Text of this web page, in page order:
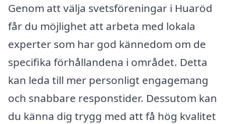
Genom att välja svetsföreningar i Huaröd
får du möjlighet att arbeta med lokala
experter som har god kännedom om de
specifika förhållandena i området. Detta
kan leda till mer personligt engagemang
och snabbare responstider. Dessutom kan
du känna dig trygg med att få hög kvalitet